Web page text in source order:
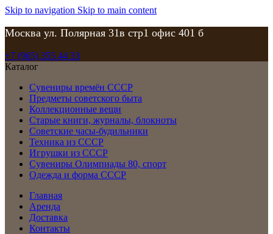
Skip to navigation Skip to main content
Москва ул. Полярная 31в стр1 офис 401 б
+7 (965) 355 44 33
Каталог
Сувениры времён СССР
Предметы советского быта
Коллекционные вещи
Старые книги, журналы, блокноты
Советские часы-будильники
Техника из СССР
Игрушки из СССР
Сувениры Олимпиады 80, спорт
Одежда и форма СССР
Главная
Аренда
Доставка
Контакты